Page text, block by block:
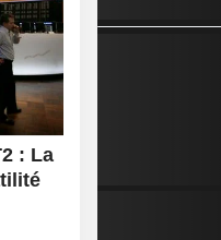
: La